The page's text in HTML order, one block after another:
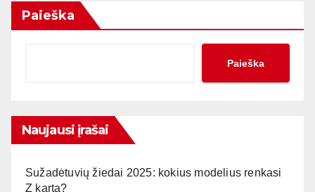
Paieška
Paieška
Naujausi įrašai
Sužadėtuvių žiedai 2025: kokius modelius renkasi
Z karta?